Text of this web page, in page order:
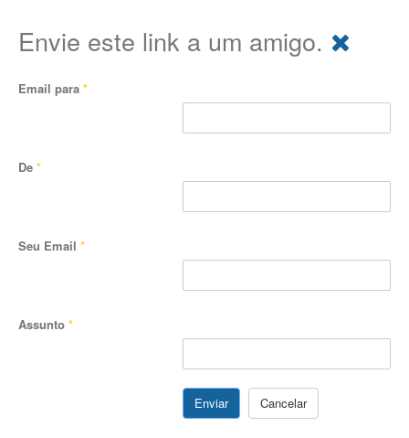
Envie este link a um amigo.
Email para *
De *
Seu Email *
Assunto *
Enviar Cancelar